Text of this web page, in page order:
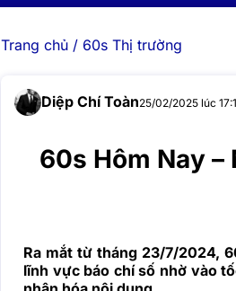
Trang chủ/ 60s Thị trường
Diệp Chí Toàn25/02/2025 lúc
60s Hôm Nay –
Ra mắt từ tháng 23/7/2024,
lĩnh vực báo chí số nhờ vào